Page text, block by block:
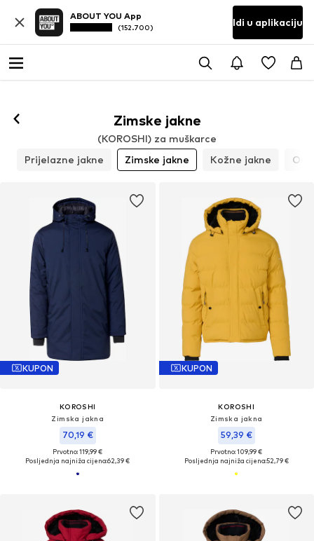
ABOUT YOU App
(152.700) Idi u aplikaciju
Zimske jakne
(KOROSHI) za muškarce
Prijelazne jakne Zimske jakne Kožne jakne
KUPON
KOROSHI
Zimska jakna
70,19 €
Prvotno: 119,99 €
Posljednja najniža cijena:62,39 €
KUPON
KOROSHI
Zimska jakna
59,39 €
Prvotno: 109,99 €
Posljednja najniža cijena:52,79 €